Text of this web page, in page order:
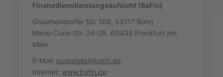
Finanzdienstleistungsaufsicht (BaFin)
Graurheindorfer Str. 108, 53117 Bonn
Marie-Curie-Str. 24–28, 60439 Frankfurt am
Main
E-Mail: poststelle@bafin.de
Internet: www.bafin.de